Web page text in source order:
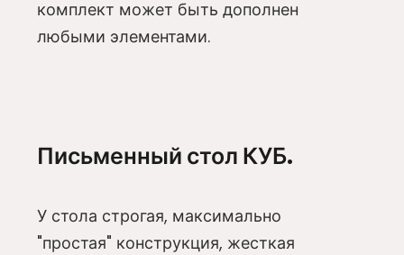
комплект может быть дополнен
любыми элементами.
Письменный стол КУБ.
У стола строгая, максимально
"простая" конструкция, жесткая